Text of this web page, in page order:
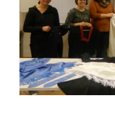
Mitgliedschaft
Landessekretariat
Bäuerliche Buffets
Hofgeschichten